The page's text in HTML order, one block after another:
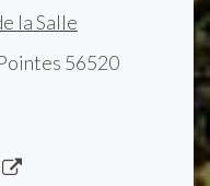
la Salle
56520